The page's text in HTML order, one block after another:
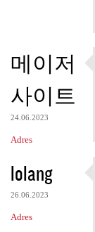
메이저
사이트
24.06.2023
Adres
lolang
26.06.2023
Adres